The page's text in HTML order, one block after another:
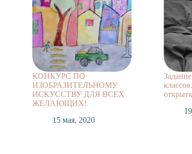
КОНКУРС ПО
ИЗОБРАЗИТЕЛЬНОМУ
ИСКУССТВУ ДЛЯ ВСЕХ
ЖЕЛАЮЩИХ!
15 мая, 2020
Задание по
открытка.
19